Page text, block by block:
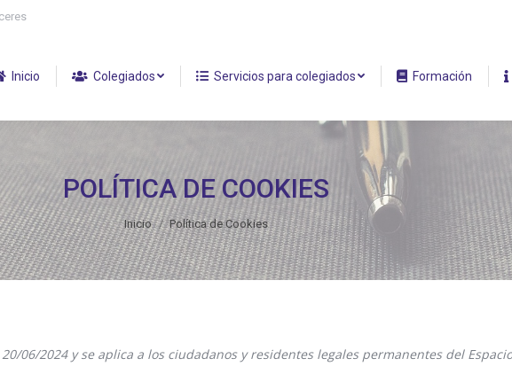
Inicio Colegiados Servicios para colegiados Formación
POLÍTICA DE COOKIES
Estás aquí:
Inicio Política de Cookies
06/2024 y se aplica a los ciudadanos y residentes legales permanentes del